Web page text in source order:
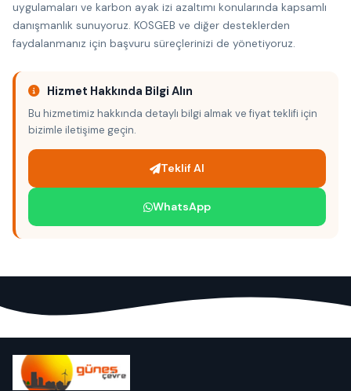
uygulamaları ve karbon ayak izi azaltımı konularında kapsamlı
danışmanlık sunuyoruz. KOSGEB ve diğer desteklerden
faydalanmanız için başvuru süreçlerinizi de yönetiyoruz.
Hizmet Hakkında Bilgi Alın
Bu hizmetimiz hakkında detaylı bilgi almak ve fiyat teklifi için
bizimle iletişime geçin.
Teklif Al
WhatsApp